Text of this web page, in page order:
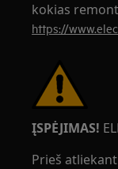
kokias
https://
ĮSPĖJIMAS!
Prieš